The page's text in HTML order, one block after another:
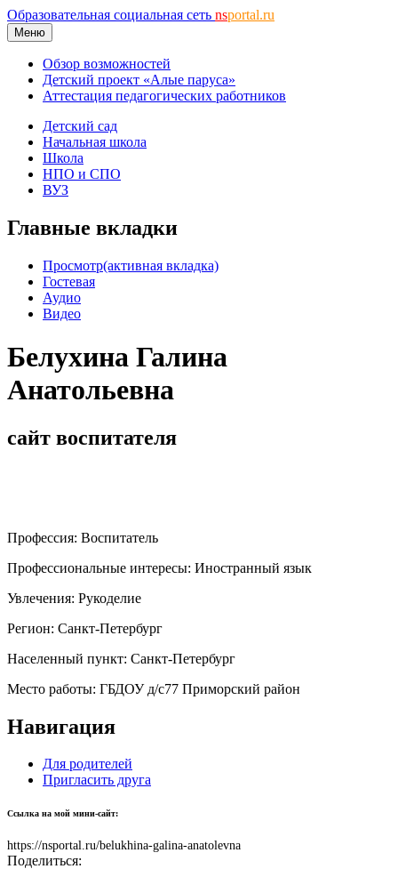
Образовательная социальная сеть nsportal.ru
Меню
Обзор возможностей
Детский проект «Алые паруса»
Аттестация педагогических работников
Детский сад
Начальная школа
Школа
НПО и СПО
ВУЗ
Главные вкладки
Просмотр(активная вкладка)
Гостевая
Аудио
Видео
Белухина Галина
Анатольевна
сайт воспитателя
Профессия: Воспитатель
Профессиональные интересы: Иностранный язык
Увлечения: Рукоделие
Регион: Санкт-Петербург
Населенный пункт: Санкт-Петербург
Место работы: ГБДОУ д/с77 Приморский район
Навигация
Для родителей
Пригласить друга
Ссылка на мой мини-сайт:
https://nsportal.ru/belukhina-galina-anatolevna
Поделиться: